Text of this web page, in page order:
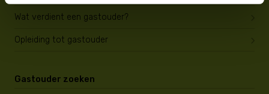
Wat verdient een gastouder?
Opleiding tot gastouder
Gastouder zoeken